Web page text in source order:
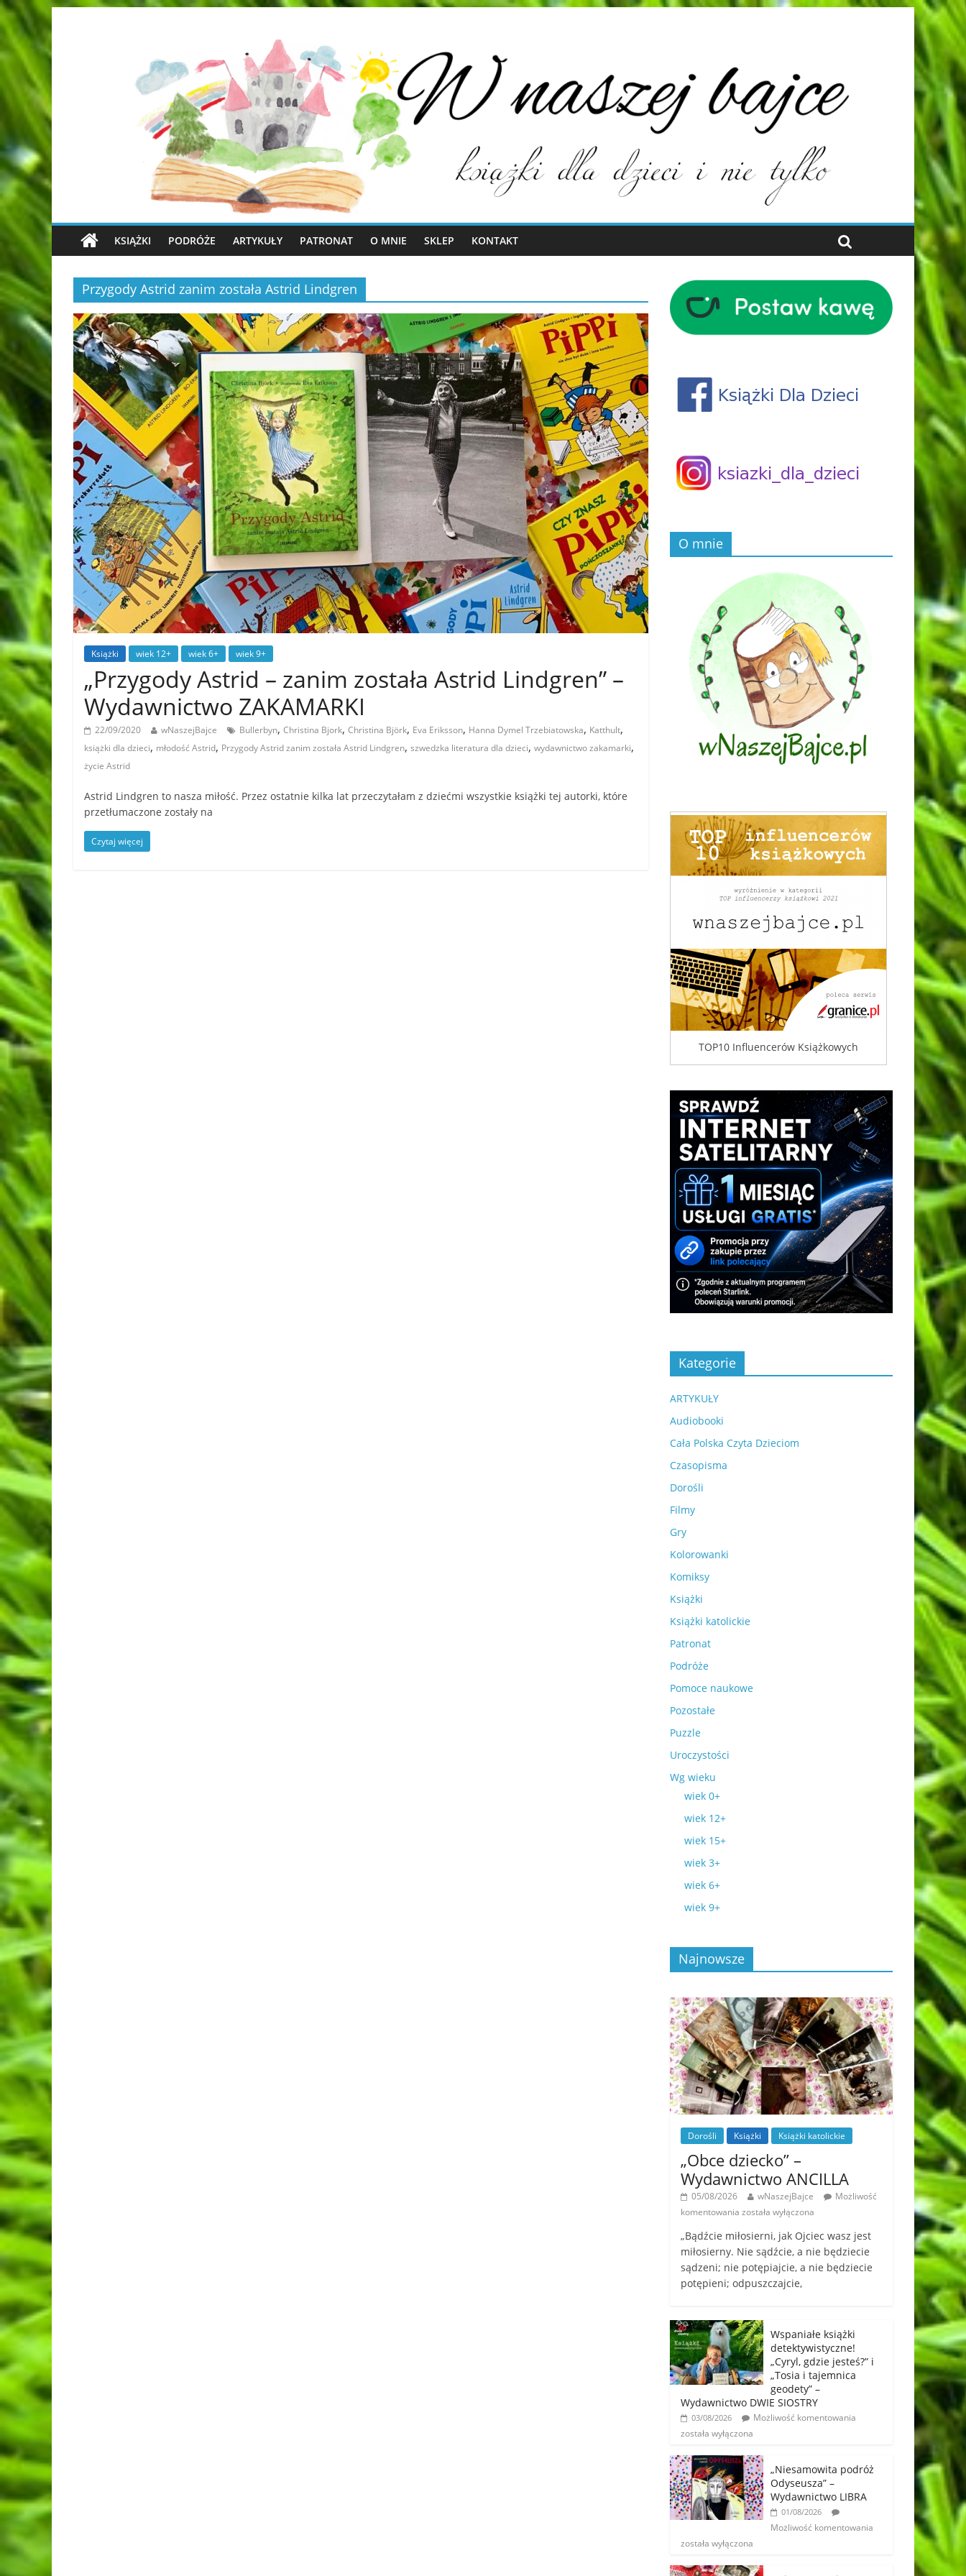
KSIĄŻKI PODRÓŻE ARTYKUŁY PATRONAT O MNIE SKLEP KONTAKT
Przygody Astrid zanim została Astrid Lindgren
Książki wiek 12+ wiek 6+ wiek 9+
„Przygody Astrid – zanim została Astrid Lindgren” –
Wydawnictwo ZAKAMARKI
22/09/2020 wNaszejBajce Bullerbyn, Christina Bjork, Christina Björk, Eva Eriksson, Hanna Dymel Trzebiatowska, Katthult,
książki dla dzieci, młodość Astrid, Przygody Astrid zanim została Astrid Lindgren, szwedzka literatura dla dzieci, wydawnictwo zakamarki,
życie Astrid
Astrid Lindgren to nasza miłość. Przez ostatnie kilka lat przeczytałam z dziećmi wszystkie książki tej autorki, które
przetłumaczone zostały na
Czytaj więcej
O mnie
TOP10 Influencerów Książkowych
Kategorie
ARTYKUŁY
Audiobooki
Cała Polska Czyta Dzieciom
Czasopisma
Dorośli
Filmy
Gry
Kolorowanki
Komiksy
Książki
Książki katolickie
Patronat
Podróże
Pomoce naukowe
Pozostałe
Puzzle
Uroczystości
Wg wieku
wiek 0+
wiek 12+
wiek 15+
wiek 3+
wiek 6+
wiek 9+
Najnowsze
Dorośli Książki Książki katolickie
„Obce dziecko” –
Wydawnictwo ANCILLA
05/08/2026 wNaszejBajce
Możliwość
komentowania została wyłączona
„Bądźcie miłosierni, jak Ojciec wasz jest
miłosierny. Nie sądźcie, a nie będziecie
sądzeni; nie potępiajcie, a nie będziecie
potępieni; odpuszczajcie,
Wspaniałe książki
detektywistyczne!
„Cyryl, gdzie jesteś?” i
„Tosia i tajemnica
geodety” –
Wydawnictwo DWIE SIOSTRY
03/08/2026
Możliwość komentowania
została wyłączona
„Niesamowita podróż
Odyseusza” –
Wydawnictwo LIBRA
01/08/2026
Możliwość komentowania
została wyłączona